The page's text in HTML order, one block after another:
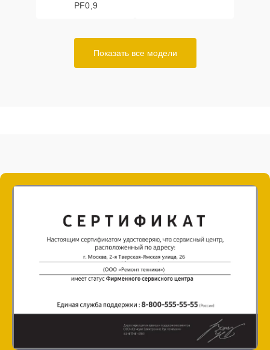
PF0,9
Показать все модели